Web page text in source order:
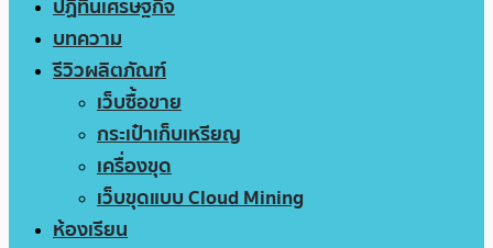
ปฏิทินเศรษฐกิจ
บทความ
รีวิวผลิตภัณฑ์
เว็บซื้อขาย
กระเป๋าเก็บเหรียญ
เครื่องขุด
เว็บขุดแบบ Cloud Mining
ห้องเรียน